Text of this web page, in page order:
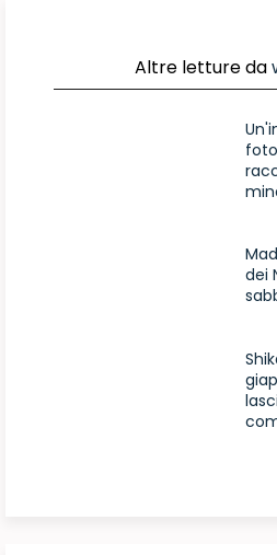
Altre letture da
dei